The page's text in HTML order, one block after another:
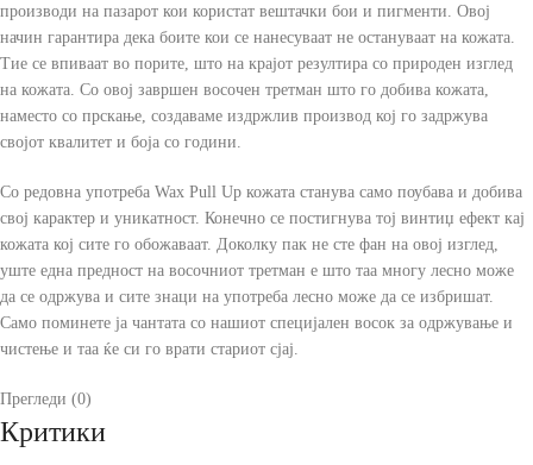
производи на пазарот кои користат вештачки бои и пигменти. Овој
начин гарантира дека боите кои се нанесуваат не остануваат на кожата.
Тие се впиваат во порите, што на крајот резултира со природен изглед
на кожата. Со овој завршен восочен третман што го добива кожата,
наместо со прскање, создаваме издржлив производ кој го задржува
својот квалитет и боја со години.
Со редовна употреба Wax Pull Up кожата станува само поубава и добива
свој карактер и уникатност. Конечно се постигнува тој винтиџ ефект кај
кожата кој сите го обожаваат. Доколку пак не сте фан на овој изглед,
уште една предност на восочниот третман е што таа многу лесно може
да се одржува и сите знаци на употреба лесно може да се избришат.
Само поминете ја чантата со нашиот специјален восок за одржување и
чистење и таа ќе си го врати стариот сјај.
Прегледи (0)
Критики